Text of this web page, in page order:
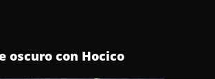
oscuro con Hocico